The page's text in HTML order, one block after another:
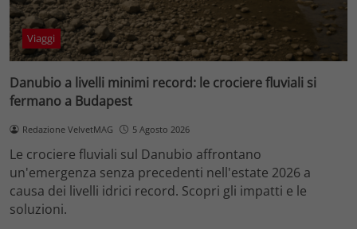
Viaggi
Danubio a livelli minimi record: le crociere fluviali si
fermano a Budapest
Redazione VelvetMAG 5 Agosto 2026
Le crociere fluviali sul Danubio affrontano
un'emergenza senza precedenti nell'estate 2026 a
causa dei livelli idrici record. Scopri gli impatti e le
soluzioni.